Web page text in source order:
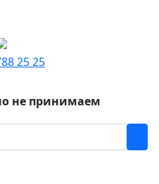
25 25
не принимаем